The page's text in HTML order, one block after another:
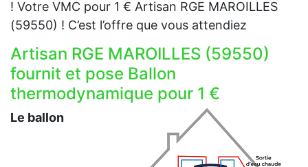
! Votre VMC pour 1 € Artisan RGE MAROILLES
(59550) ! C’est l’offre que vous attendiez
Artisan RGE MAROILLES (59550)
fournit et pose Ballon
thermodynamique pour 1 €
Le ballon